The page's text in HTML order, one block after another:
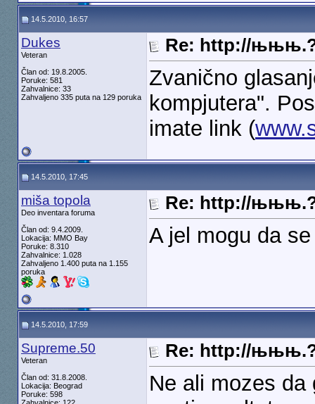
14.5.2010, 16:57
Dukes
Veteran
Član od: 19.8.2005.
Poruke: 581
Zahvalnice: 33
Zahvaljeno 335 puta na 129 poruka
Re: http://
Zvanično
kompjutera".
imate link (
14.5.2010, 17:45
miša topola
Deo inventara foruma
Član od: 9.4.2009.
Lokacija: MMO Bay
Poruke: 8.310
Zahvalnice: 1.028
Zahvaljeno 1.400 puta na 1.155
poruka
Re: http://
A jel mogu da
14.5.2010, 17:59
Supreme.50
Veteran
Član od: 31.8.2008.
Lokacija: Beograd
Poruke: 598
Re: http://
Ne ali mozes